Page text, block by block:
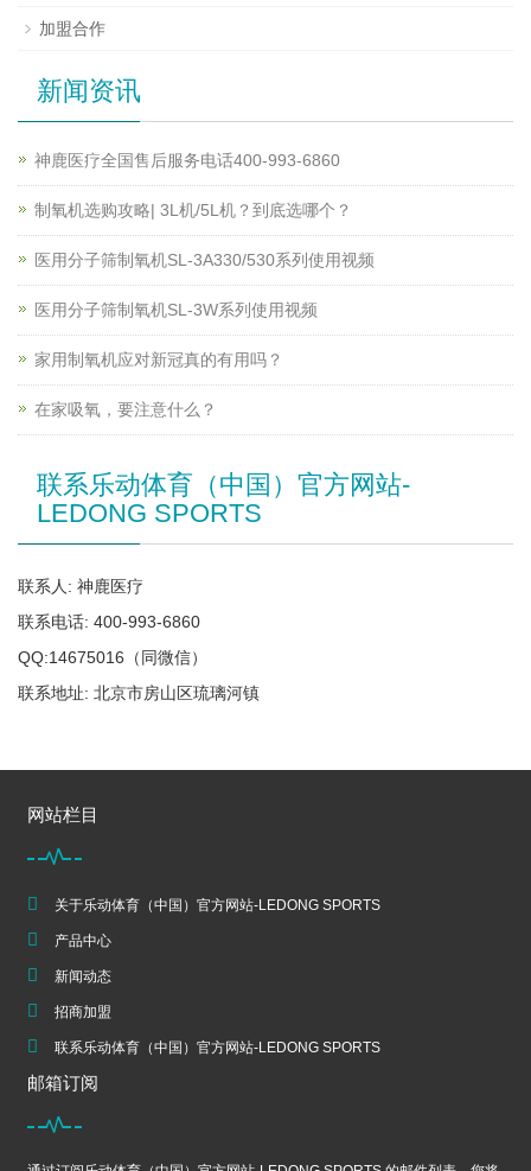
加盟合作
新闻资讯
神鹿医疗全国售后服务电话400-993-6860
制氧机选购攻略| 3L机/5L机？到底选哪个？
医用分子筛制氧机SL-3A330/530系列使用视频
医用分子筛制氧机SL-3W系列使用视频
家用制氧机应对新冠真的有用吗？
在家吸氧，要注意什么？
联系乐动体育（中国）官方网站-
LEDONG SPORTS
联系人: 神鹿医疗
联系电话: 400-993-6860
QQ:14675016（同微信）
联系地址: 北京市房山区琉璃河镇
网站栏目
关于乐动体育（中国）官方网站-LEDONG SPORTS
产品中心
新闻动态
招商加盟
联系乐动体育（中国）官方网站-LEDONG SPORTS
邮箱订阅